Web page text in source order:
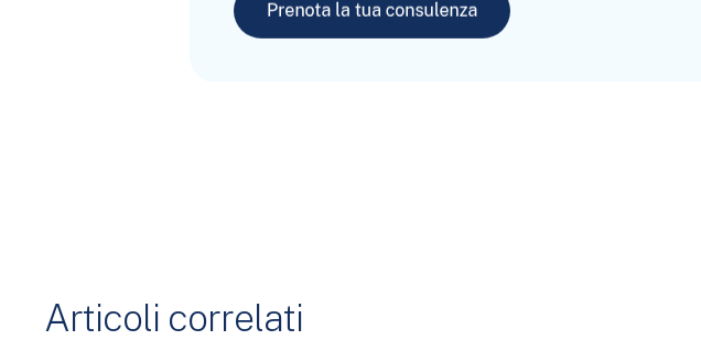
Articoli correlati